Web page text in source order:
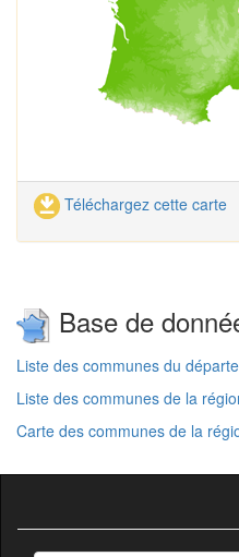
Téléchargez cette carte
Base de
Liste des communes du
Liste des communes de la
Carte des communes de la